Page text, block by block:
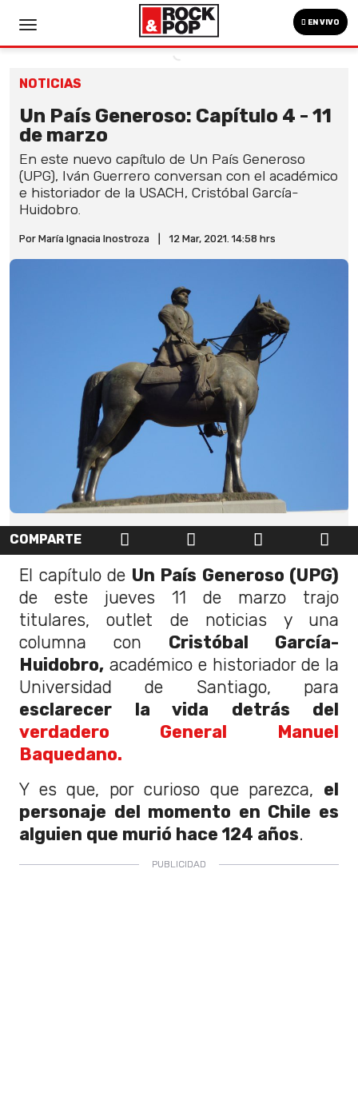
EN VIVO
NOTICIAS
Un País Generoso: Capítulo 4 - 11
de marzo
En este nuevo capítulo de Un País Generoso
(UPG), Iván Guerrero conversan con el académico
e historiador de la USACH, Cristóbal García-
Huidobro.
Por María Ignacia Inostroza 12 Mar, 2021. 14:58 hrs
COMPARTE
El capítulo de Un País Generoso (UPG)
de este jueves 11 de marzo trajo
titulares, outlet de noticias y una
columna con Cristóbal García-
Huidobro, académico e historiador de la
Universidad de Santiago, para
esclarecer la vida detrás del
verdadero General Manuel
Baquedano.
Y es que, por curioso que parezca, el
personaje del momento en Chile es
alguien que murió hace 124 años.